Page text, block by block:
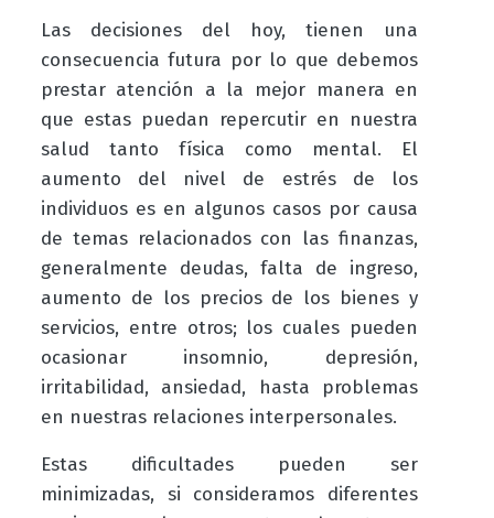
Las decisiones del hoy, tienen una
consecuencia futura por lo que debemos
prestar atención a la mejor manera en
que estas puedan repercutir en nuestra
salud tanto física como mental. El
aumento del nivel de estrés de los
individuos es en algunos casos por causa
de temas relacionados con las finanzas,
generalmente deudas, falta de ingreso,
aumento de los precios de los bienes y
servicios, entre otros; los cuales pueden
ocasionar insomnio, depresión,
irritabilidad, ansiedad, hasta problemas
en nuestras relaciones interpersonales.
Estas dificultades pueden ser
minimizadas, si consideramos diferentes